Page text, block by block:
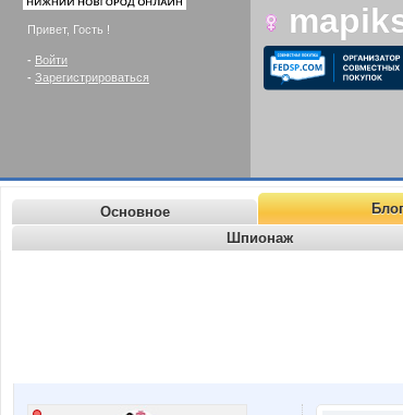
Привет, Гость !
- Войти
- Зарегистрироваться
Основное
Шпионаж